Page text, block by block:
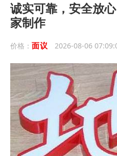
诚实可靠，安全放
家制作
价格： 面议 2026-08-06